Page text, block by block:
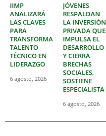
IIMP
ANALIZARÁ
LAS CLAVES
PARA
TRANSFORMAR
TALENTO
TÉCNICO EN
LIDERAZGO
6 agosto, 2026
JÓVENES
RESPALDAN
LA INVERSIÓN
PRIVADA QUE
IMPULSA EL
DESARROLLO
Y CIERRA
BRECHAS
SOCIALES,
SOSTIENE
ESPECIALISTA
6 agosto, 2026